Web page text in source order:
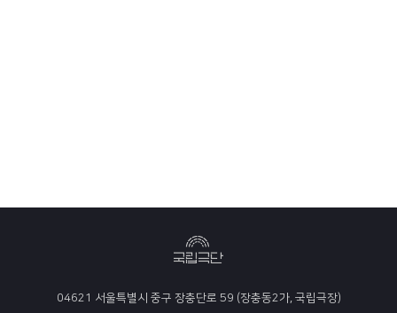
04621 서울특별시 중구 장충단로 59 (장충동2가, 국립극장)